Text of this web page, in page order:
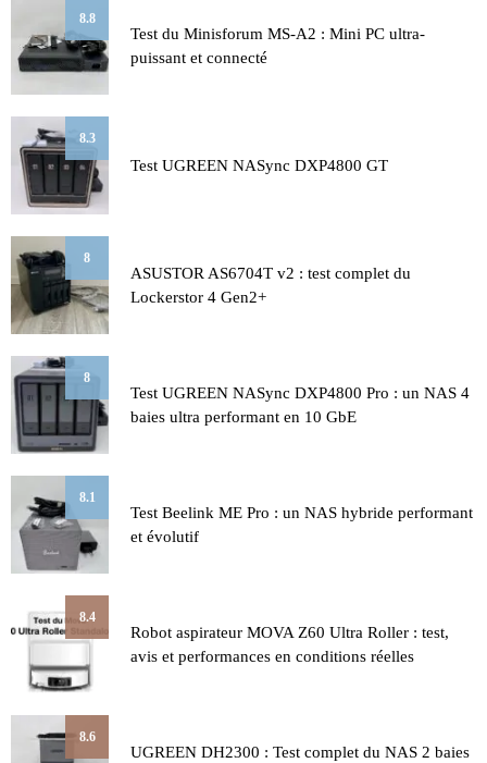
8.8
Test du Minisforum MS-A2 : Mini PC ultra-
puissant et connecté
8.3
Test UGREEN NASync DXP4800 GT
8
ASUSTOR AS6704T v2 : test complet du
Lockerstor 4 Gen2+
8
Test UGREEN NASync DXP4800 Pro : un NAS 4
baies ultra performant en 10 GbE
8.1
Test Beelink ME Pro : un NAS hybride performant
et évolutif
8.4
Robot aspirateur MOVA Z60 Ultra Roller : test,
avis et performances en conditions réelles
8.6
UGREEN DH2300 : Test complet du NAS 2 baies